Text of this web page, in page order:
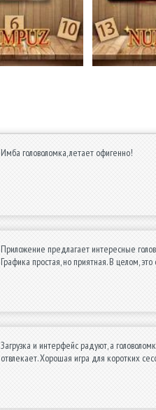
Имба головоломка, летает офигенно!
Приложение предлагает интересные
Графика простая, но приятная. В целом,
Загрузка и интерфейс радуют, а
отвлекает. Хорошая игра для коротких